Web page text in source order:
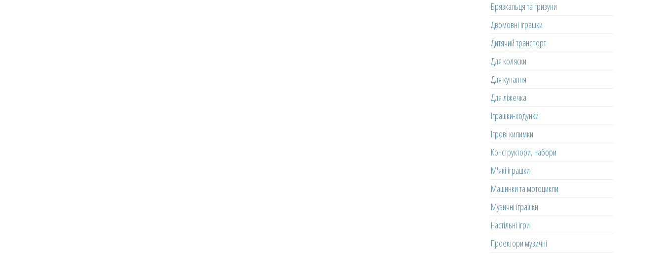
Брязкальця та гризуни
Двомовні іграшки
Дитячий транспорт
Для коляски
Для купання
Для ліжечка
Іграшки-ходунки
Ігрові килимки
Конструктори, набори
М'які іграшки
Машинки та мотоцикли
Музичні іграшки
Настільні ігри
Проектори музичні